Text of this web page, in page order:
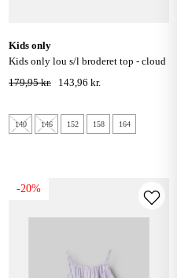
kids only
kids only lou s/l broderet top - cloud
dancer
179,95 kr. 143,96 kr.
140 146 152 158 164
-20%